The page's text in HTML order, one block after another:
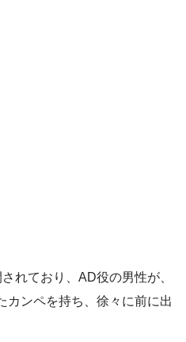
れており、AD役の男性が、
カンペを持ち、徐々に前に出